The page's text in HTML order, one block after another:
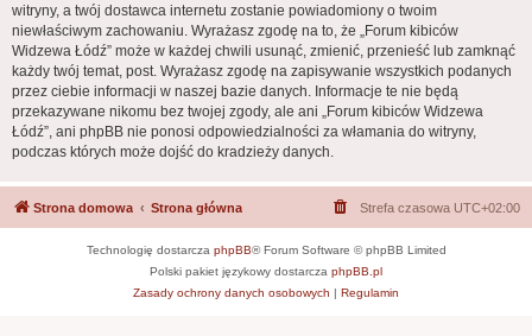
witryny, a twój dostawca internetu zostanie powiadomiony o twoim
niewłaściwym zachowaniu. Wyrażasz zgodę na to, że „Forum kibiców
Widzewa Łódź” może w każdej chwili usunąć, zmienić, przenieść lub zamknąć
każdy twój temat, post. Wyrażasz zgodę na zapisywanie wszystkich podanych
przez ciebie informacji w naszej bazie danych. Informacje te nie będą
przekazywane nikomu bez twojej zgody, ale ani „Forum kibiców Widzewa
Łódź”, ani phpBB nie ponosi odpowiedzialności za włamania do witryny,
podczas których może dojść do kradzieży danych.
Strona domowa Strona główna Strefa czasowa UTC+02:00
Technologię dostarcza phpBB® Forum Software © phpBB Limited
Polski pakiet językowy dostarcza phpBB.pl
Zasady ochrony danych osobowych | Regulamin